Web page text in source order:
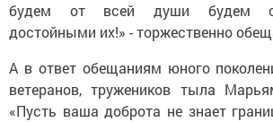
будем от всей души будем
достойными их!» - торжественно
А в ответ обещаниям юного
ветеранов, тружеников тыла
«Пусть ваша доброта не знает